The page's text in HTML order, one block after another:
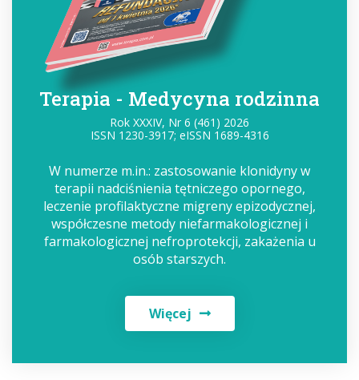
Terapia - Medycyna rodzinna
Rok XXXIV, Nr 6 (461) 2026
ISSN 1230-3917; eISSN 1689-4316
W numerze m.in.: zastosowanie klonidyny w
terapii nadciśnienia tętniczego opornego,
leczenie profilaktyczne migreny epizodycznej,
współczesne metody niefarmakologicznej i
farmakologicznej nefroprotekcji, zakażenia u
osób starszych.
Więcej